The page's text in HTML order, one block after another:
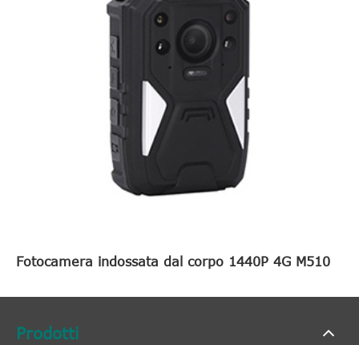
Fotocamera indossata dal corpo 1440P 4G M510
Prodotti